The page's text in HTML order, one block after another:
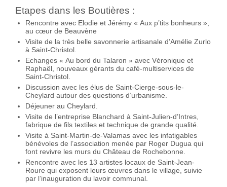
Etapes dans les Boutières :
Rencontre avec Elodie et Jérémy « Aux p’tits bonheurs »,
au cœur de Beauvène
Visite de la très belle savonnerie artisanale d’Amélie Zurlo
à Saint-Christol.
Echanges « Au bord du Talaron » avec Véronique et
Raphaël, nouveaux gérants du café-multiservices de
Saint-Christol.
Discussion avec les élus de Saint-Cierge-sous-le-
Cheylard autour des questions d’urbanisme.
Déjeuner au Cheylard.
Visite de l’entreprise Blanchard à Saint-Julien-d’Intres,
fabrique de fils textiles et technique de grande qualité.
Visite à Saint-Martin-de-Valamas avec les infatigables
bénévoles de l’association menée par Roger Dugua qui
font revivre les murs du Château de Rochebonne.
Rencontre avec les 13 artistes locaux de Saint-Jean-
Roure qui exposent leurs œuvres dans le village, suivie
par l’inauguration du lavoir communal.